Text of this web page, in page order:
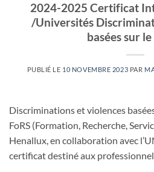
2024-2025 Certificat
/Universités
basées sur
PUBLIÉ LE 10 NOVEMBRE 2023 PAR
Discriminations et violences
FoRS (Formation, Recherche,
Henallux, en collaboration avec
certificat destiné aux